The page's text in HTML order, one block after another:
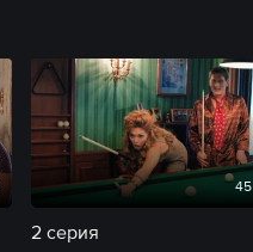
2 серия